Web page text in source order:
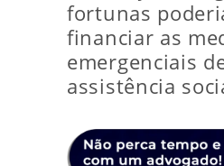
fortunas
financiar as
emergenciais
assistência